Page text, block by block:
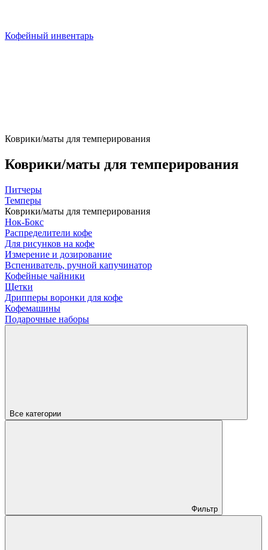
Кофейный инвентарь
Коврики/маты для темперирования
Коврики/маты для темперирования
Питчеры
Темперы
Коврики/маты для темперирования
Нок-Бокс
Распределители кофе
Для рисунков на кофе
Измерение и дозирование
Вспениватель, ручной капучинатор
Кофейные чайники
Щетки
Дрипперы воронки для кофе
Кофемашины
Подарочные наборы
Все категории
Фильтр